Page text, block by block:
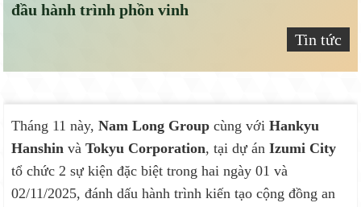
đầu hành trình phồn vinh
Tin tức
Tháng 11 này,Nam Long Group cùng vớiHankyu
Hanshin vàTokyu Corporation, tại dự ánIzumi City
tổ chức 2 sự kiện đặc biệt trong hai ngày 01 và
02/11/2025, đánh dấu hành trình kiến tạo cộng đồng an